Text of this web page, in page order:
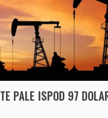
PALE ISPOD 97